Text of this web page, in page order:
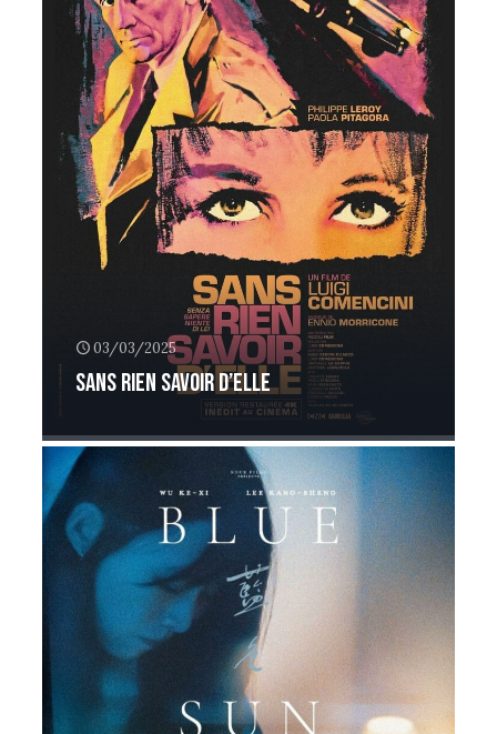
03/03/2025
Sans rien savoir d’elle